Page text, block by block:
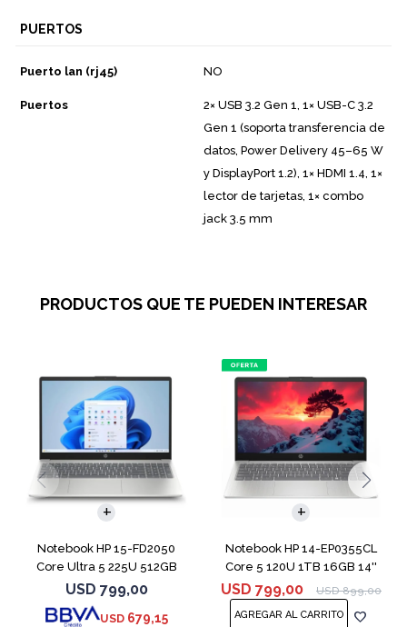
PUERTOS
Puerto lan (rj45) NO
Puertos
2× USB 3.2 Gen 1, 1× USB-C 3.2
Gen 1 (soporta transferencia de
datos, Power Delivery 45–65 W
y DisplayPort 1.2), 1× HDMI 1.4, 1×
lector de tarjetas, 1× combo
jack 3.5 mm
PRODUCTOS QUE TE PUEDEN INTERESAR
Notebook HP 15-FD2050
Core Ultra 5 225U 512GB
8GB 15.6"
USD 799,00
USD 679,15
Notebook HP 14-EP0355CL
Core 5 120U 1TB 16GB 14''
USD 799,00 USD 899,00
COMPARAR